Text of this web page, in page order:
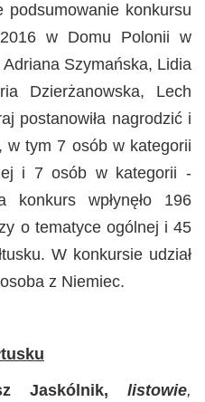
podsumowanie konkursu
w Domu Polonii w
Adriana Szymańska, Lidia
Dzierżanowska, Lech
postanowiła nagrodzić i
w tym 7 osób w kategorii
i 7 osób w kategorii -
wpłynęło 196
o tematyce ogólnej i 45
W konkursie udział
z Niemiec.
Jaskólnik, listowie,